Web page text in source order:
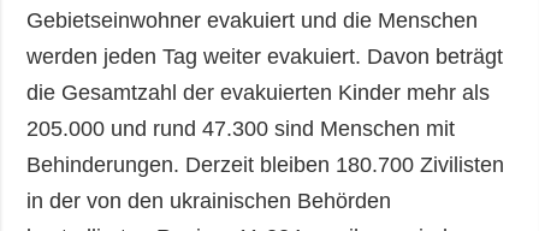
Gebietseinwohner evakuiert und die Menschen
werden jeden Tag weiter evakuiert. Davon beträgt
die Gesamtzahl der evakuierten Kinder mehr als
205.000 und rund 47.300 sind Menschen mit
Behinderungen. Derzeit bleiben 180.700 Zivilisten
in der von den ukrainischen Behörden